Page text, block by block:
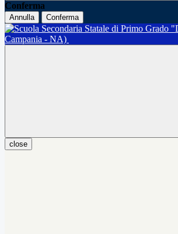
Conferma
Annulla Conferma
Campania - NA)
close